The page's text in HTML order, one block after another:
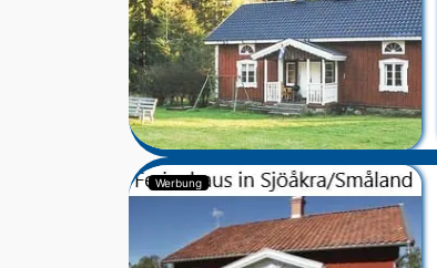
Werbung